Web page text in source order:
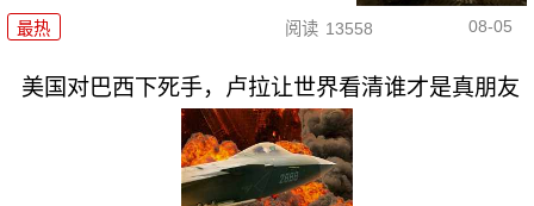
最热 阅读 13558 08-05
美国对巴西下死手，卢拉让世界看清谁才是真朋友